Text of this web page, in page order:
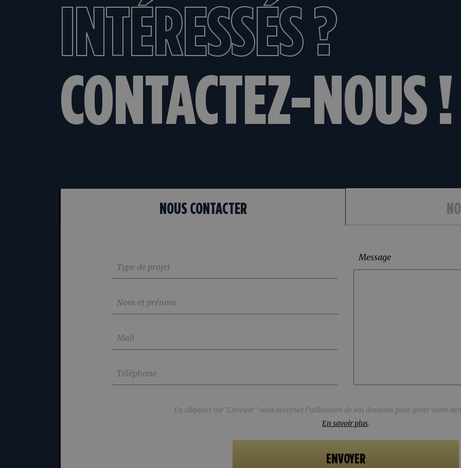
INTÉRESSÉS ?
CONTACTEZ-NOUS !
NOUS CONTACTER
Message
En cliquant sur 'Envoyer" vous acceptez l'utilisation de vos données pour gérer votre
En savoir plus.
En savoir plus